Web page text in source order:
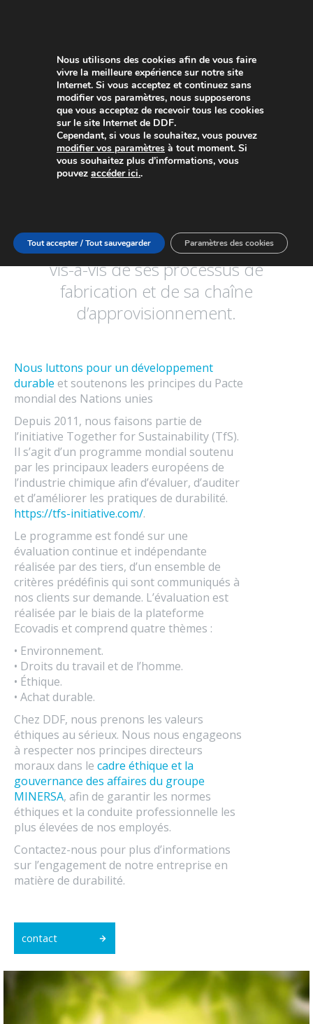
NOS VALEURS
DERIVADOS DEL FLUOR s’engage
environnementalement responsable
vis-à-vis de ses processus de
fabrication et de sa chaîne
d’approvisionnement.
Nous luttons pour un développement
durable et soutenons les principes du Pacte
mondial des Nations unies
Depuis 2011, nous faisons partie de
l’initiative Together for Sustainability (TfS).
Il s’agit d’un programme mondial soutenu
par les principaux leaders européens de
l’industrie chimique afin d’évaluer, d’auditer
et d’améliorer les pratiques de durabilité.
https://tfs-initiative.com/.
Le programme est fondé sur une
évaluation continue et indépendante
réalisée par des tiers, d’un ensemble de
critères prédéfinis qui sont communiqués à
nos clients sur demande. L’évaluation est
réalisée par le biais de la plateforme
Ecovadis et comprend quatre thèmes :
• Environnement.
• Droits du travail et de l’homme.
• Éthique.
• Achat durable.
Chez DDF, nous prenons les valeurs
éthiques au sérieux. Nous nous engageons
à respecter nos principes directeurs
moraux dans le cadre éthique et la
gouvernance des affaires du groupe
MINERSA, afin de garantir les normes
éthiques et la conduite professionnelle les
plus élevées de nos employés.
Contactez-nous pour plus d’informations
sur l’engagement de notre entreprise en
matière de durabilité.
contact
Nous utilisons des cookies afin de vous faire
vivre la meilleure expérience sur notre site
Internet. Si vous acceptez et continuez sans
modifier vos paramètres, nous supposerons
que vous acceptez de recevoir tous les cookies
sur le site Internet de DDF.
Cependant, si vous le souhaitez, vous pouvez
modifier vos paramètres à tout moment. Si
vous souhaitez plus d’informations, vous
pouvez accéder ici..
Tout accepter / Tout sauvegarder Paramètres des cookies